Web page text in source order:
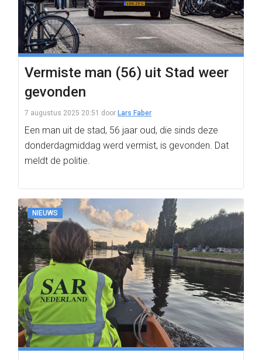
Vermiste man (56) uit Stad weer
gevonden
7 augustus 2025 20:51 door Lars Faber
Een man uit de stad, 56 jaar oud, die sinds deze
donderdagmiddag werd vermist, is gevonden. Dat
meldt de politie.
NIEUWS